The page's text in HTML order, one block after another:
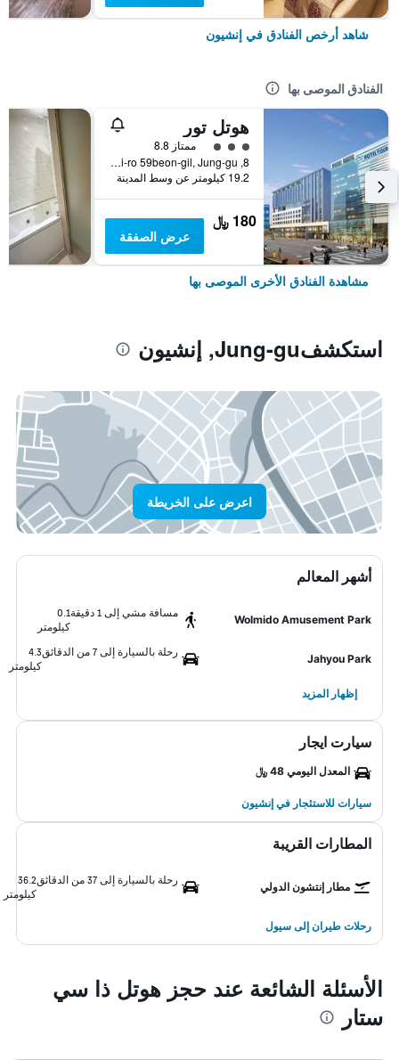
شاهد أرخص الفنادق في إنشيون
الفنادق الموصى بها
هوتل تور
تقييم فئة 3ممتاز 8.8
8, Huinbawi-ro 59beon-gil, Jung-gu, إنشيون, كوريا الجنوبية
19.2 كيلومتر عن وسط المدينة
180 ﷼
عرض الصفقة
مشاهدة الفنادق الأخرى الموصى بها
استكشفJung-gu, إنشيون
اعرض على الخريطة
أشهر المعالم
Wolmido Amusement Park
مسافة مشي إلى 1 دقيقة
0.1
كيلومتر
Jahyou Park
رحلة بالسيارة إلى 7 من الدقائق
4.3
كيلومتر
إظهار المزيد
سيارت ايجار
المعدل اليومي 48 ﷼
سيارات للاستئجار في إنشيون
المطارات القريبة
مطار إنتشون الدولي
رحلة بالسيارة إلى 37 من الدقائق
36.2
كيلومتر
رحلات طيران إلى سيول
الأسئلة الشائعة عند حجز هوتل ذا سي
ستار